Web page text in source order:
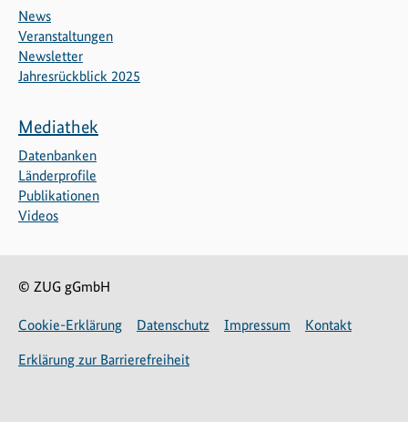
News
Veranstaltungen
Newsletter
Jahresrückblick 2025
Mediathek
Datenbanken
Länderprofile
Publikationen
Videos
© ZUG gGmbH
Cookie-Erklärung Datenschutz Impressum
Kontakt
Erklärung zur Barrierefreiheit